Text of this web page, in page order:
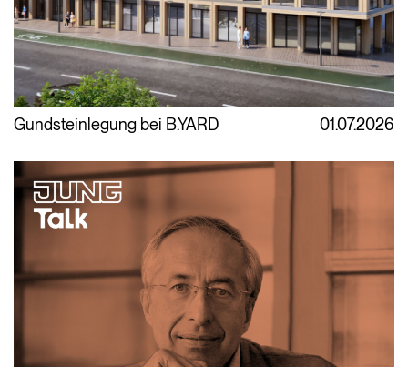
Gundsteinlegung bei B.YARD 01.07.2026